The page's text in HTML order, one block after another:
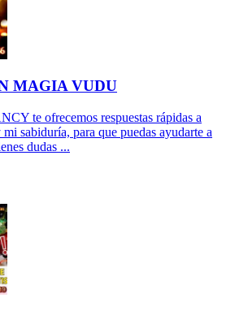
MAGIA VUDU
te ofrecemos respuestas rápidas a
sabiduría, para que puedas ayudarte a
dudas ...